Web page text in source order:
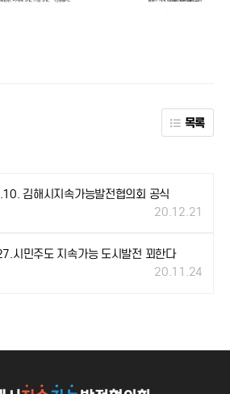
목록
김해시지속가능발전협의회 공식
20.12.21
시민주도 지속가능 도시발전 꾀한다
20.11.24